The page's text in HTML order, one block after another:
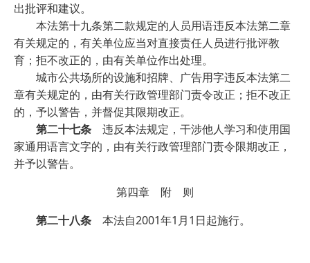
出批评和建议。
本法第十九条第二款规定的人员用语违反本法第二章
有关规定的，有关单位应当对直接责任人员进行批评教
育；拒不改正的，由有关单位作出处理。
城市公共场所的设施和招牌、广告用字违反本法第二
章有关规定的，由有关行政管理部门责令改正；拒不改正
的，予以警告，并督促其限期改正。
第二十七条 违反本法规定，干涉他人学习和使用国
家通用语言文字的，由有关行政管理部门责令限期改正，
并予以警告。
第四章 附 则
第二十八条 本法自2001年1月1日起施行。